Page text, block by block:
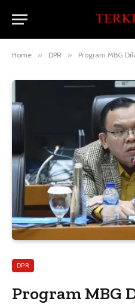
Home » DPR » Program MBG
DPR
Program MBG